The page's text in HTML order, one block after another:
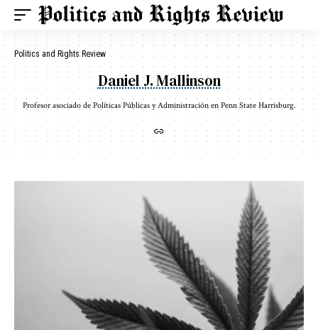
Politics and Rights Review
Daniel J. Mallinson
Profesor asociado de Políticas Públicas y Administración en Penn State Harrisburg.